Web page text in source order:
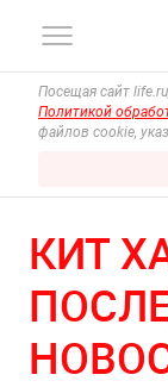
Посещая сайт
Политикой
файлов cookie,
КИТ